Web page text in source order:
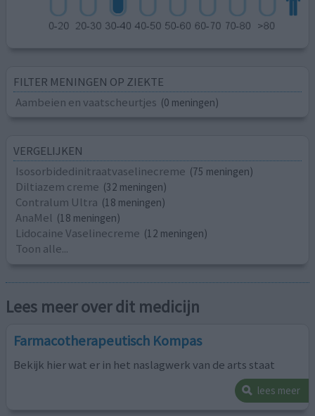
FILTER MENINGEN OP ZIEKTE
Aambeien en vaatscheurtjes (0 meningen)
VERGELIJKEN
Isosorbidedinitraatvaselinecreme (75 meningen)
Diltiazem creme (32 meningen)
Contralum Ultra (18 meningen)
AnaMel (18 meningen)
Lidocaine Vaselinecreme (12 meningen)
Toon alle...
Lees meer over dit medicijn
Farmacotherapeutisch Kompas
Bekijk hier wat er in het naslagwerk van de arts staat
lees meer